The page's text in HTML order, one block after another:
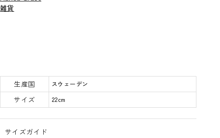
雑貨
生産国 スウェーデン
サイズ 22cm
サイズガイド